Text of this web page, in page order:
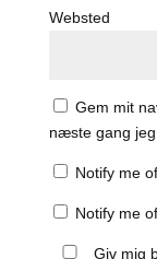
Websted
Gem mit
næste gang
Notify me
Notify me
Giv mig